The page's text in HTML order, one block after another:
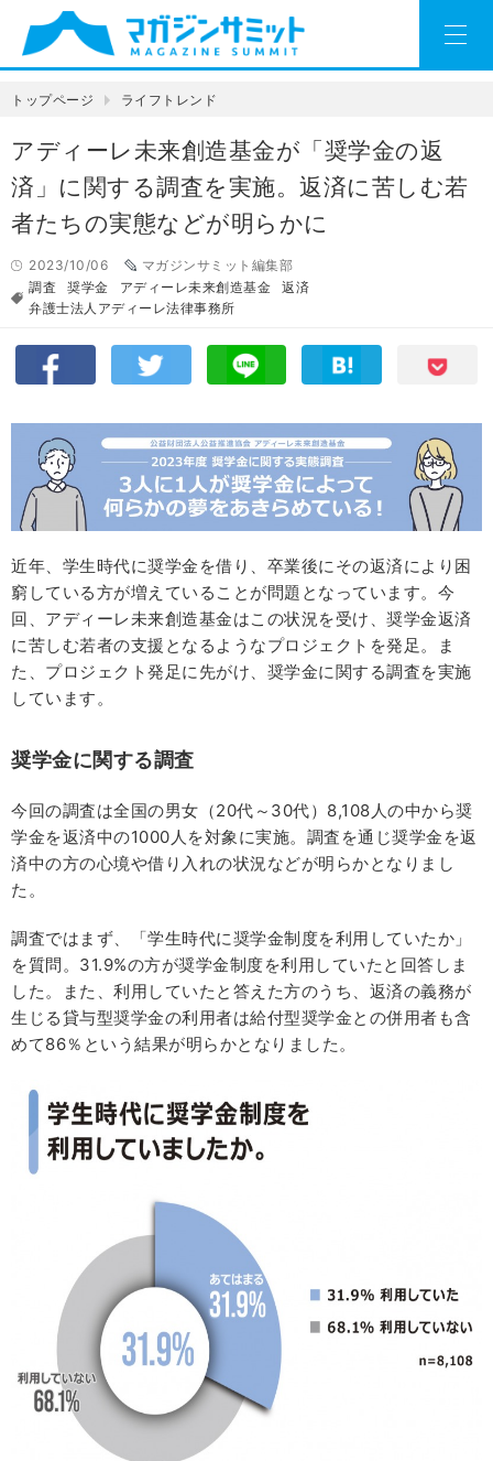
トップページ ライフトレンド
アディーレ未来創造基金が「奨学金の返
済」に関する調査を実施。返済に苦しむ若
者たちの実態などが明らかに
2023/10/06
マガジンサミット編集部
調査
奨学金 アディーレ未来創造基金
返済
弁護士法人アディーレ法律事務所
近年、学生時代に奨学金を借り、卒業後にその返済により困
窮している方が増えていることが問題となっています。今
回、アディーレ未来創造基金はこの状況を受け、奨学金返済
に苦しむ若者の支援となるようなプロジェクトを発足。ま
た、プロジェクト発足に先がけ、奨学金に関する調査を実施
しています。
奨学金に関する調査
今回の調査は全国の男女（20代～30代）8,108人の中から奨
学金を返済中の1000人を対象に実施。調査を通じ奨学金を返
済中の方の心境や借り入れの状況などが明らかとなりまし
た。
調査ではまず、「学生時代に奨学金制度を利用していたか」
を質問。31.9%の方が奨学金制度を利用していたと回答しま
した。また、利用していたと答えた方のうち、返済の義務が
生じる貸与型奨学金の利用者は給付型奨学金との併用者も含
めて86％という結果が明らかとなりました。